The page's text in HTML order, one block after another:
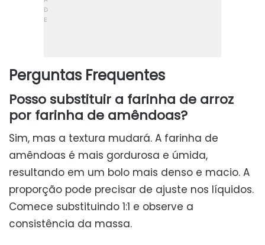
Perguntas Frequentes
Posso substituir a farinha de arroz
por farinha de amêndoas?
Sim, mas a textura mudará. A farinha de
amêndoas é mais gordurosa e úmida,
resultando em um bolo mais denso e macio. A
proporção pode precisar de ajuste nos líquidos.
Comece substituindo 1:1 e observe a
consistência da massa.